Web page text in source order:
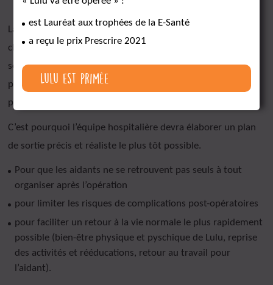
La phase de sortie de l’hôpital est souvent délicate, avec les
changements et les adaptations du quotidien auxquels
seront confrontés la famille et les professionnels qui
prendront le relais. Pour y faire face, ils devront être en
possession de toutes les informations utiles.
C’est pourquoi l’équipe hospitalière devra élaborer un plan
de sortie précis et réaliste le plus tôt possible.
Pour que les aidants ne se retrouvent pas seuls à tout
organiser après l’opération
pour limiter les risques de complications post-opératoires
pour faciliter un retour à la vie normale le plus rapidement
possible (bien-être physique et pyschique de Lulu, reprise
des activités et rééducations, retour au travail pour
l’aidant).
est Lauréat aux trophées de la E-Santé
a reçu le prix Prescrire 2021
Lulu est primée